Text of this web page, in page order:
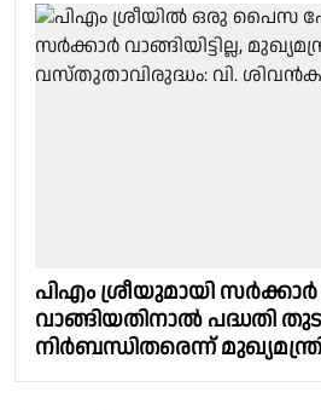
പിഎം ശ്രീയുമായി
വാങ്ങിയതിനാൽ പദ്ധതി
നിർബന്ധിതരെന്ന്